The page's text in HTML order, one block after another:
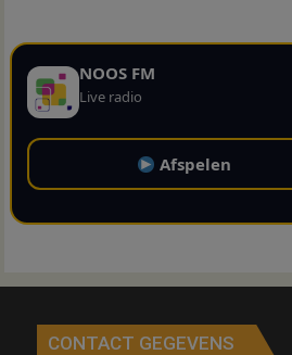
NOOS FM
Live radio
Afspelen
CONTACT GEGEVENS